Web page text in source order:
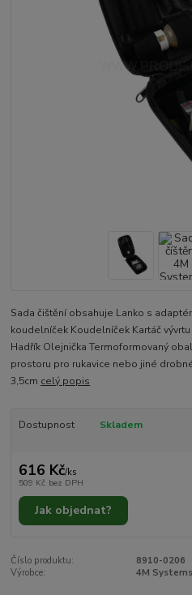
Sada čištění obsahuje Lanko s
koudelníček Koudelníček Kartáč
Hadřík Olejnička Termoformovaný
prostoru pro rukavice nebo jiné
3,5cm celý popis
Dostupnost Skladem
616 Kč/ks
509 Kč bez DPH
Jak objednat?
Číslo produktu:
8910-0206
Výrobce:
4M Systems